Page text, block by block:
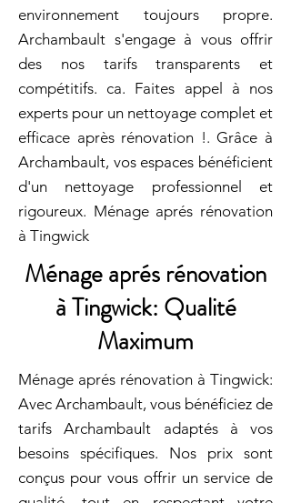
environnement toujours propre.
Archambault s'engage à vous offrir
des nos tarifs transparents et
compétitifs. ca. Faites appel à nos
experts pour un nettoyage complet et
efficace après rénovation !. Grâce à
Archambault, vos espaces bénéficient
d'un nettoyage professionnel et
rigoureux. Ménage aprés rénovation
à Tingwick
Ménage aprés rénovation
à Tingwick: Qualité
Maximum
Ménage aprés rénovation à Tingwick:
Avec Archambault, vous bénéficiez de
tarifs Archambault adaptés à vos
besoins spécifiques. Nos prix sont
conçus pour vous offrir un service de